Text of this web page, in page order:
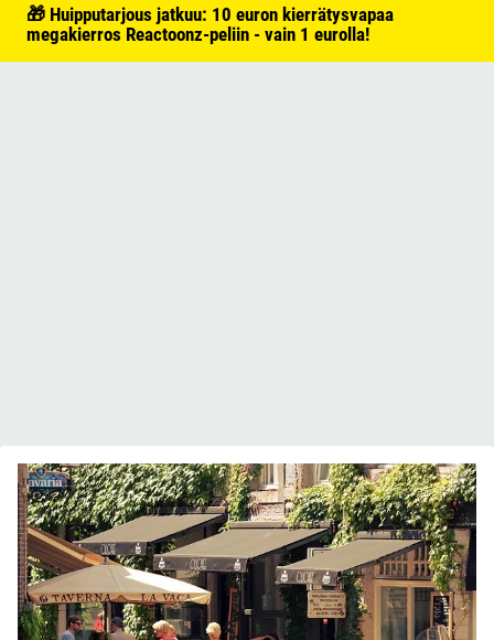
🎁 Huipputarjous jatkuu: 10 euron kierrätysvapaa
megakierros Reactoonz-peliin - vain 1 eurolla!